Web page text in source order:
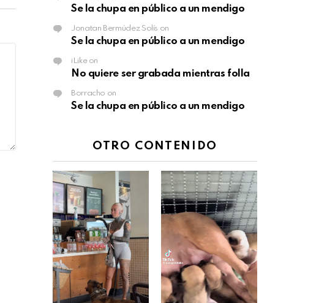
Se la chupa en público a un mendigo
Jonatan Bermúdez Solís on
Se la chupa en público a un mendigo
iLikeon
No quiere ser grabada mientras folla
Borracho on
Se la chupa en público a un mendigo
OTRO CONTENIDO